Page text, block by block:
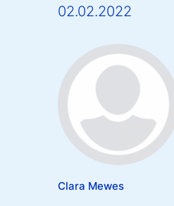
02.02.2022
Clara Mewes